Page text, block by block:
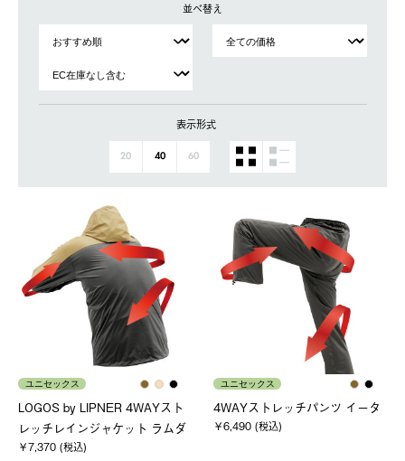
並べ替え
表示形式
20 40 60
ユニセックス
LOGOS by LIPNER 4WAYスト
レッチレインジャケット ラムダ
￥7,370 (税込)
ユニセックス
4WAYストレッチパンツ イータ
￥6,490 (税込)